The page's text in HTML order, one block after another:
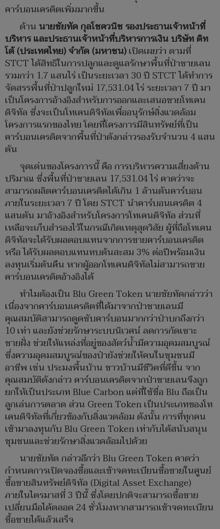
คาร์บอนเครดิตเพิ่มมากขึ้น
ด้าน นายชัยทัด กุลโชควนิช รองประธานเจ้าหน้าที่
บริหาร และประธานเจ้าหน้าที่บริหารการเงิน บริษัท ดิท
โต้ (ประเทศไทย) จำกัด (มหาชน)เปิดเผยว่า ตามที่
STCT ได้สิทธิในการปลูกและดูแลรักษาพื้นที่ป่าชายเลน
รวมกว่า 1.7 แสนไร่ เป็นระยะเวลา 30 ปี STCT ได้ทำการ
จัดสรรพื้นที่ป่าปลูกใหม่ 17,531.04 ไร่ ระยะเวลา 7 ปี มา
เป็นโครงการอ้างอิงสำหรับการออกและเสนอขายโทเคน
ดิจิทัล ซึ่งจะเป็นโทเคนดิจิทัลเพื่ออนุรักษ์สิ่งแวดล้อม
โครงการแรกของไทย โดยที่โครงการมีสินทรัพย์ที่เป็น
คาร์บอนเครดิตจากพื้นที่ป่าดังกล่าวรองรับจำนวน 4 แสน
ตัน
จุดเด่นของโครงการนี้ คือ การบริหารความเสี่ยงด้าน
ปริมาณ ซึ่งพื้นที่ป่าชายเลน 17,531.04 ไร่ คาดว่าจะ
สามารถผลิตคาร์บอนเครดิตได้เกิน 1 ล้านตันคาร์บอน
ภายในระยะเวลา 7 ปี โดย STCT นำคาร์บอนเครดิต 4
แสนตัน มาอ้างอิงสำหรับโครงการโทเคนดิจิทัล ส่วนที่
เหลือจะเก็บสำรองไว้ในกรณีเกิดเหตุสุดวิสัย ผู้ที่ถือโทเคน
ดิจิทัลจะได้รับผลตอบแทนจากการขายคาร์บอนเครดิต
หรือ ได้รับผลตอบแทนทบต้นสะสม 3% ต่อปีพร้อมเงิน
ลงทุนเริ่มต้นคืน หากผู้ออกโทเคนดิจิทัลไม่สามารถขาย
คาร์บอนเครดิตอ้างอิงได้
ทำไมต้องเป็น Blu Green Token นายชัยทัดกล่าวว่า
เนื่องจากคาร์บอนเครดิตที่ได้มาจากป่าชายเลนมี
คุณสมบัติสามารถดูดซับคาร์บอนมากกว่าป่าบกถึงกว่า
10 เท่า และยังช่วยรักษาระบบนิเวศน์ ลดการกัดเซาะ
ชายฝั่ง ช่วยให้แหล่งที่อยู่ของสัตว์น้ำมีความอุดมสมบูรณ์
ซึ่งความอุดมสมบูรณ์ของป่ายังช่วยให้คนในชุมชนมี
อาชีพ เช่น ประมงพื้นบ้าน ชาวบ้านมีชีวิตที่ดีขึ้น จาก
คุณสมบัติดังกล่าว คาร์บอนเครดิตจากป่าชายเลนจึงถูก
ยกให้เป็นประเภท Blue Carbon แต่ที่ใช้ชื่อ Blu ถือเป็น
ลูกเล่นการตลาด ส่วน Green Token เป็นประเภทของโท
เคนดิจิทัลที่เกี่ยวข้องกับสิ่งแวดล้อม ดังนั้น การที่ทุกคน
เข้ามาลงทุนกับ Blu Green Token เท่ากับได้สนับสนุน
ชุมชนและช่วยรักษาสิ่งแวดล้อมไปด้วย
นายชัยทัด กล่าวอีกว่า Blu Green Token คาดว่า
กำหนดการเปิดจองซื้อและเข้าจดทะเบียนซื้อขายในศูนย์
ซื้อขายสินทรัพย์ดิจิทัล (Digital Asset Exchange)
ภายในไตรมาสที่ 3 ปีนี้ ซึ่งโดยปกติจะสามารถซื้อขาย
เปลี่ยนมือได้ตลอด 24 ชั่วโมงหากสามารถเข้าจดทะเบียน
ซื้อขายได้แล้วเสร็จ